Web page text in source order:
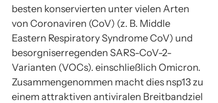
besten konservierten unter vielen Arten
von Coronaviren (CoV) (z. B. Middle
Eastern Respiratory Syndrome CoV) und
besorgniserregenden SARS-CoV-2-
Varianten (VOCs). einschließlich Omicron.
Zusammengenommen macht dies nsp13 zu
einem attraktiven antiviralen Breitbandziel